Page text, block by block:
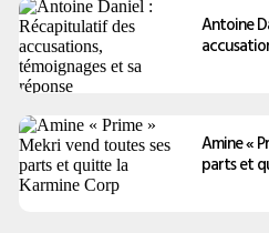
Antoine
Amine «
parts et